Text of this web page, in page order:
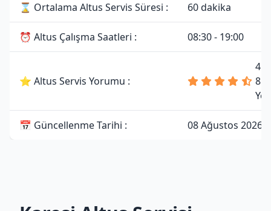
⌛ Ortalama Altus Servis Süresi : 60 dakika
⏰ Altus Çalışma Saatleri : 08:30 - 19:00
⭐ Altus Servis Yorumu :
81
📅 Güncellenme Tarihi : 08 Ağustos 2026